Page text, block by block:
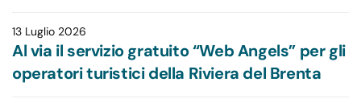
13 Luglio 2026
Al via il servizio gratuito “Web Angels” per gli
operatori turistici della Riviera del Brenta